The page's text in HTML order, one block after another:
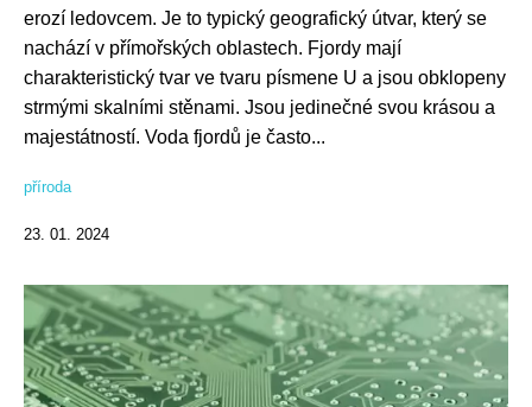
erozí ledovcem. Je to typický geografický útvar, který se
nachází v přímořských oblastech. Fjordy mají
charakteristický tvar ve tvaru písmene U a jsou obklopeny
strmými skalními stěnami. Jsou jedinečné svou krásou a
majestátností. Voda fjordů je často...
příroda
23. 01. 2024